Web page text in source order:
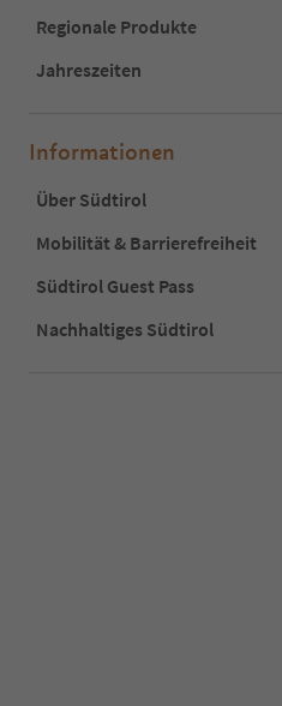
Regionale Produkte
Jahreszeiten
Informationen
Über Südtirol
Mobilität & Barrierefreiheit
Südtirol Guest Pass
Nachhaltiges Südtirol